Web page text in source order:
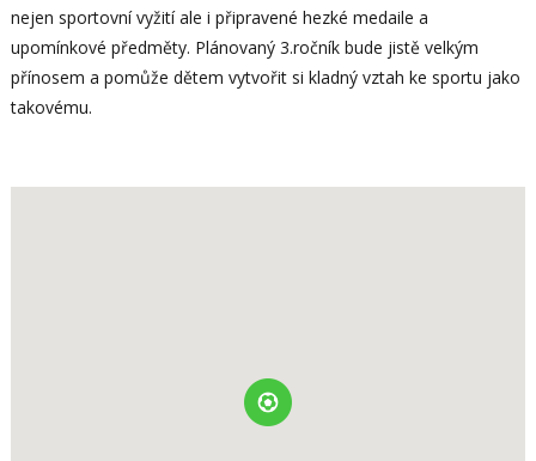
nejen sportovní vyžití ale i připravené hezké medaile a
upomínkové předměty. Plánovaný 3.ročník bude jistě velkým
přínosem a pomůže dětem vytvořit si kladný vztah ke sportu jako
takovému.